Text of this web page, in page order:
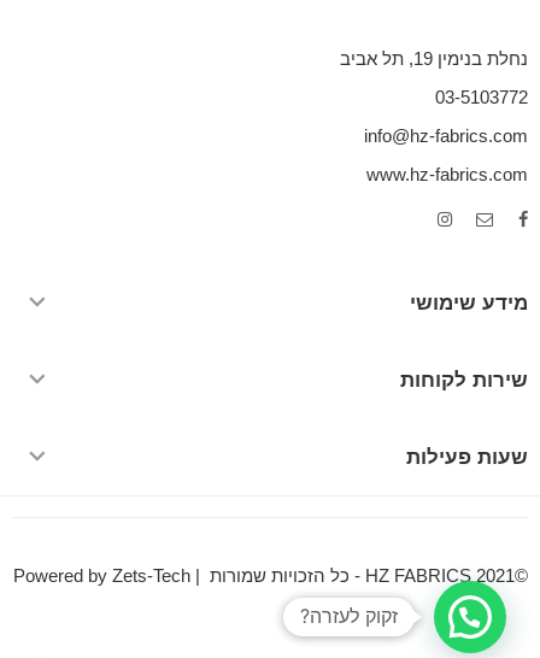
נחלת בנימין 19, תל אביב
03-5103772
info@hz-fabrics.com
www.hz-fabrics.com
מידע שימושי
שירות לקוחות
שעות פעילות
©HZ FABRICS 2021 - כל הזכויות שמורות | Powered by Zets-Tech
זקוק לעזרה?